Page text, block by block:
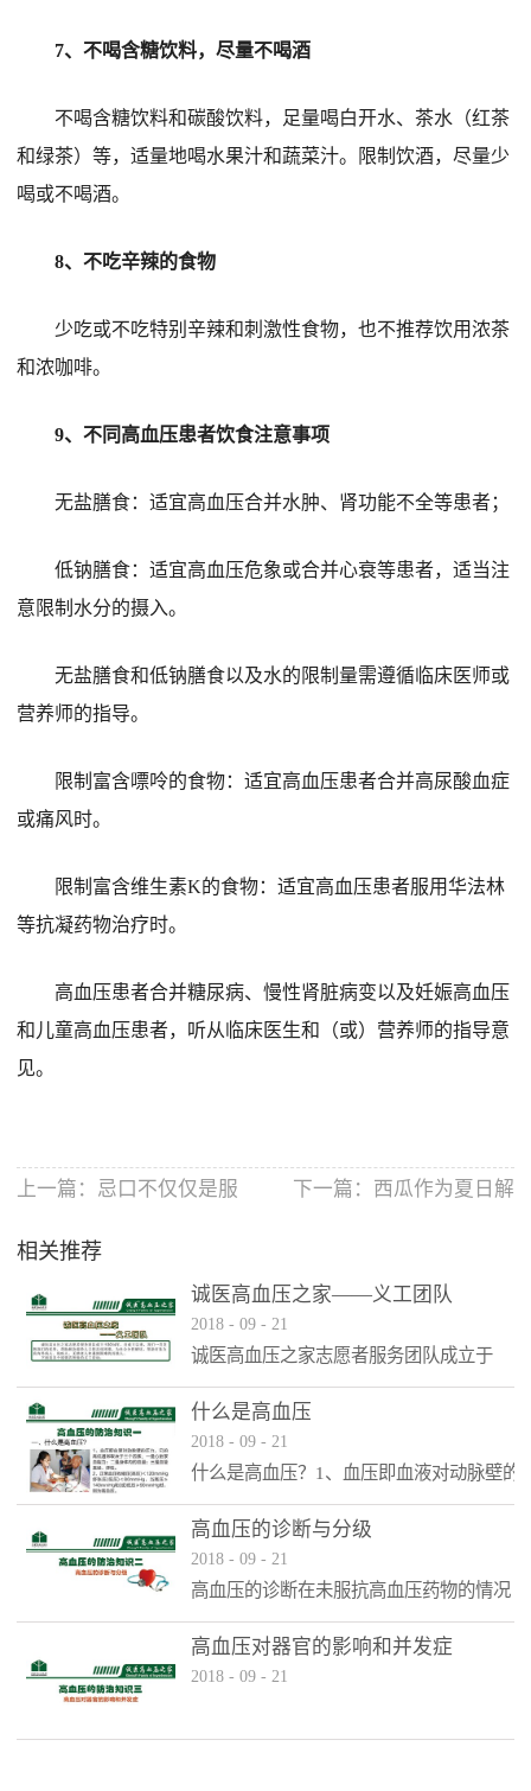
7、不喝含糖饮料，尽量不喝酒
不喝含糖饮料和碳酸饮料，足量喝白开水、茶水（红茶
和绿茶）等，适量地喝水果汁和蔬菜汁。限制饮酒，尽量少
喝或不喝酒。
8、不吃辛辣的食物
少吃或不吃特别辛辣和刺激性食物，也不推荐饮用浓茶
和浓咖啡。
9、不同高血压患者饮食注意事项
无盐膳食：适宜高血压合并水肿、肾功能不全等患者；
低钠膳食：适宜高血压危象或合并心衰等患者，适当注
意限制水分的摄入。
无盐膳食和低钠膳食以及水的限制量需遵循临床医师或
营养师的指导。
限制富含嘌呤的食物：适宜高血压患者合并高尿酸血症
或痛风时。
限制富含维生素K的食物：适宜高血压患者服用华法林
等抗凝药物治疗时。
高血压患者合并糖尿病、慢性肾脏病变以及妊娠高血压
和儿童高血压患者，听从临床医生和（或）营养师的指导意
见。
上一篇： 忌口不仅仅是服
下一篇：
西瓜作为夏日解
相关推荐
诚医高血压之家——义工团队
2018 - 09 - 21
诚医高血压之家志愿者服务团队成立于
的优势，帮助解决弱势人口的具体困难，
为社会分担解决。帮助对象为店内外病
人、残疾人、无助老人和遇到困难的其他
人。
什么是高血压
2018 - 09 - 21
什么是高血压？1、血压即血液对动脉壁的
是心脏泵血能力；二是身体内的血量；三
是血管直径、弹性。2、正常血压收缩压
（高压）3、高血压患者可能完全没有任何
症状（即使血压很高时），有时出现以下
症状：头晕、头痛、视觉模糊、胸痛、夜
尿频繁、眼花、耳鸣、失眠、记忆力减
退、烦躁、易怒、性格改变。
高血压的诊断与分级
2018 - 09 - 21
高血压的诊断在未服抗高血压药物的情况
缩压≥1400mmHg和（或）舒张压
≥90mmHg，可诊断为高血压
高血压对器官的影响和并发症
2018 - 09 - 21